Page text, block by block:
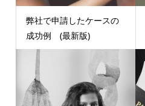
弊社で申請したケースの
成功例 (最新版)